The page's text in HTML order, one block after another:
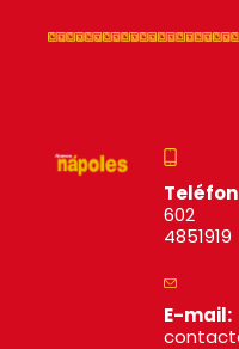
602
4851919
E-mail: